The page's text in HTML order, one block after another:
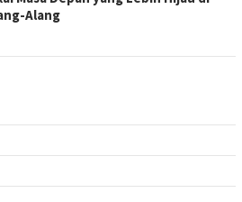
Alang